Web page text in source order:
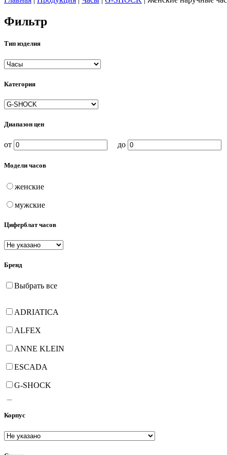
Фильтр
Тип изделия
Категория
Диапазон цен
от до
Модели часов
женские
мужские
Циферблат часов
Бренд
Выбрать все
ADRIATICA
ALFEX
ANNE KLEIN
ESCADA
G-SHOCK
HANOWA
JOWISSA
Корпус